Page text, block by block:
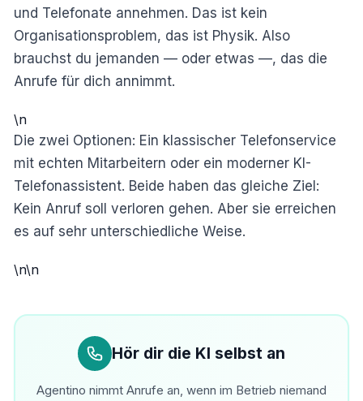
und Telefonate annehmen. Das ist kein
Organisationsproblem, das ist Physik. Also
brauchst du jemanden — oder etwas —, das die
Anrufe für dich annimmt.
\n
Die zwei Optionen: Ein klassischer Telefonservice
mit echten Mitarbeitern oder ein moderner KI-
Telefonassistent. Beide haben das gleiche Ziel:
Kein Anruf soll verloren gehen. Aber sie erreichen
es auf sehr unterschiedliche Weise.
\n\n
Hör dir die KI selbst an
Agentino nimmt Anrufe an, wenn im Betrieb niemand